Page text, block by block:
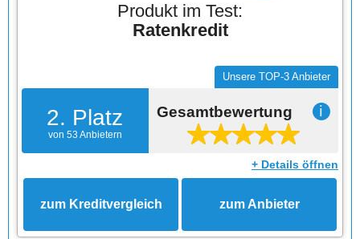
Produkt im Test:
Ratenkredit
2. Platz
von 53 Anbietern
Unsere TOP-3 Anbieter
Gesamtbewertung ℹ
+ Details öffnen
zum Kreditvergleich zum Anbieter